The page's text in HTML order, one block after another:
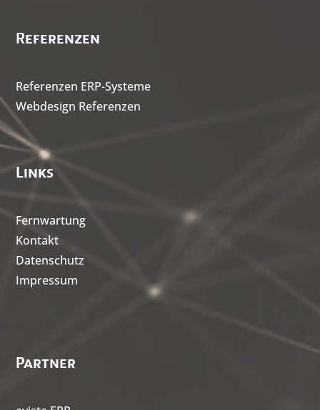
Referenzen
Referenzen ERP-Systeme
Webdesign Referenzen
Links
Fernwartung
Kontakt
Datenschutz
Impressum
Partner